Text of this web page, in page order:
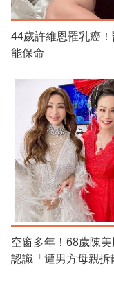
44歲許維恩罹乳癌
能保命
空窗多年！68歲陳
認識「遭男方母親拆